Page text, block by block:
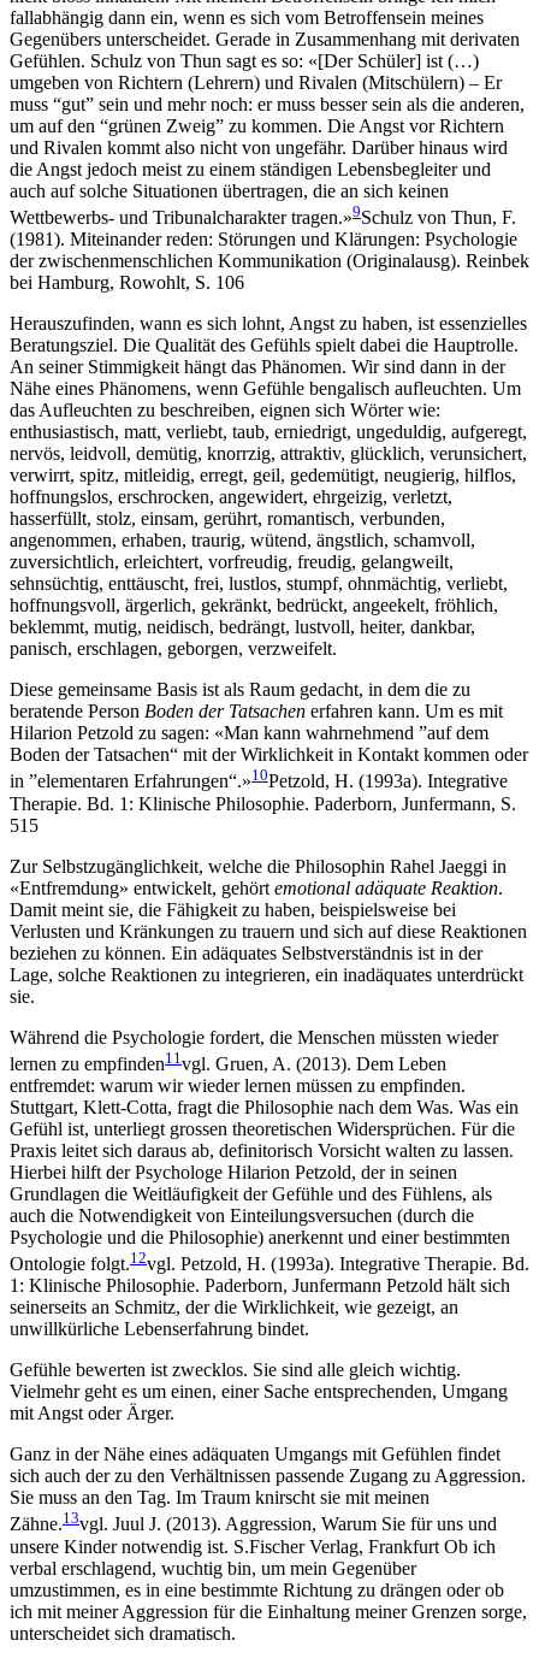
fallabhängig dann ein, wenn es sich vom Betroffensein meines
Gegenübers unterscheidet. Gerade in Zusammenhang mit derivaten
Gefühlen. Schulz von Thun sagt es so: «[Der Schüler] ist (…)
umgeben von Richtern (Lehrern) und Rivalen (Mitschülern) – Er
muss “gut” sein und mehr noch: er muss besser sein als die anderen,
um auf den “grünen Zweig” zu kommen. Die Angst vor Richtern
und Rivalen kommt also nicht von ungefähr. Darüber hinaus wird
die Angst jedoch meist zu einem ständigen Lebensbegleiter und
auch auf solche Situationen übertragen, die an sich keinen
Wettbewerbs- und Tribunalcharakter tragen.»9Schulz von Thun, F.
(1981). Miteinander reden: Störungen und Klärungen: Psychologie
der zwischenmenschlichen Kommunikation (Originalausg). Reinbek
bei Hamburg, Rowohlt, S. 106
Herauszufinden, wann es sich lohnt, Angst zu haben, ist essenzielles
Beratungsziel. Die Qualität des Gefühls spielt dabei die Hauptrolle.
An seiner Stimmigkeit hängt das Phänomen. Wir sind dann in der
Nähe eines Phänomens, wenn Gefühle bengalisch aufleuchten. Um
das Aufleuchten zu beschreiben, eignen sich Wörter wie:
enthusiastisch, matt, verliebt, taub, erniedrigt, ungeduldig, aufgeregt,
nervös, leidvoll, demütig, knorrzig, attraktiv, glücklich, verunsichert,
verwirrt, spitz, mitleidig, erregt, geil, gedemütigt, neugierig, hilflos,
hoffnungslos, erschrocken, angewidert, ehrgeizig, verletzt,
hasserfüllt, stolz, einsam, gerührt, romantisch, verbunden,
angenommen, erhaben, traurig, wütend, ängstlich, schamvoll,
zuversichtlich, erleichtert, vorfreudig, freudig, gelangweilt,
sehnsüchtig, enttäuscht, frei, lustlos, stumpf, ohnmächtig, verliebt,
hoffnungsvoll, ärgerlich, gekränkt, bedrückt, angeekelt, fröhlich,
beklemmt, mutig, neidisch, bedrängt, lustvoll, heiter, dankbar,
panisch, erschlagen, geborgen, verzweifelt.
Diese gemeinsame Basis ist als Raum gedacht, in dem die zu
beratende Person Boden der Tatsachen erfahren kann. Um es mit
Hilarion Petzold zu sagen: «Man kann wahrnehmend ”auf dem
Boden der Tatsachen“ mit der Wirklichkeit in Kontakt kommen oder
in ”elementaren Erfahrungen“.»10Petzold, H. (1993a). Integrative
Therapie. Bd. 1: Klinische Philosophie. Paderborn, Junfermann, S.
515
Zur Selbstzugänglichkeit, welche die Philosophin Rahel Jaeggi in
«Entfremdung» entwickelt, gehört emotional adäquate Reaktion.
Damit meint sie, die Fähigkeit zu haben, beispielsweise bei
Verlusten und Kränkungen zu trauern und sich auf diese Reaktionen
beziehen zu können. Ein adäquates Selbstverständnis ist in der
Lage, solche Reaktionen zu integrieren, ein inadäquates unterdrückt
sie.
Während die Psychologie fordert, die Menschen müssten wieder
lernen zu empfinden11 vgl. Gruen, A. (2013). Dem Leben
entfremdet: warum wir wieder lernen müssen zu empfinden.
Stuttgart, Klett-Cotta, fragt die Philosophie nach dem Was. Was ein
Gefühl ist, unterliegt grossen theoretischen Widersprüchen. Für die
Praxis leitet sich daraus ab, definitorisch Vorsicht walten zu lassen.
Hierbei hilft der Psychologe Hilarion Petzold, der in seinen
Grundlagen die Weitläufigkeit der Gefühle und des Fühlens, als
auch die Notwendigkeit von Einteilungsversuchen (durch die
Psychologie und die Philosophie) anerkennt und einer bestimmten
Ontologie folgt.12vgl. Petzold, H. (1993a). Integrative Therapie. Bd.
1: Klinische Philosophie. Paderborn, Junfermann Petzold hält sich
seinerseits an Schmitz, der die Wirklichkeit, wie gezeigt, an
unwillkürliche Lebenserfahrung bindet.
Gefühle bewerten ist zwecklos. Sie sind alle gleich wichtig.
Vielmehr geht es um einen, einer Sache entsprechenden, Umgang
mit Angst oder Ärger.
Ganz in der Nähe eines adäquaten Umgangs mit Gefühlen findet
sich auch der zu den Verhältnissen passende Zugang zu Aggression.
Sie muss an den Tag. Im Traum knirscht sie mit meinen
Zähne.13vgl. Juul J. (2013). Aggression, Warum Sie für uns und
unsere Kinder notwendig ist. S.Fischer Verlag, Frankfurt Ob ich
verbal erschlagend, wuchtig bin, um mein Gegenüber
umzustimmen, es in eine bestimmte Richtung zu drängen oder ob
ich mit meiner Aggression für die Einhaltung meiner Grenzen sorge,
unterscheidet sich dramatisch.